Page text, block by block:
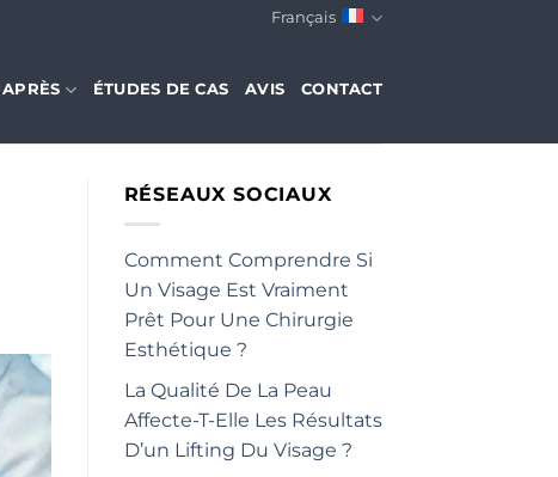
Français
ÉTUDES DE CAS AVIS CONTACT
RÉSEAUX SOCIAUX
Comment Comprendre Si
Un Visage Est Vraiment
Prêt Pour Une Chirurgie
Esthétique ?
La Qualité De La Peau
Affecte-T-Elle Les Résultats
D’un Lifting Du Visage ?